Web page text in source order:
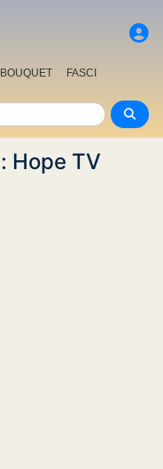
BOUQUET
FASCI
Hope TV